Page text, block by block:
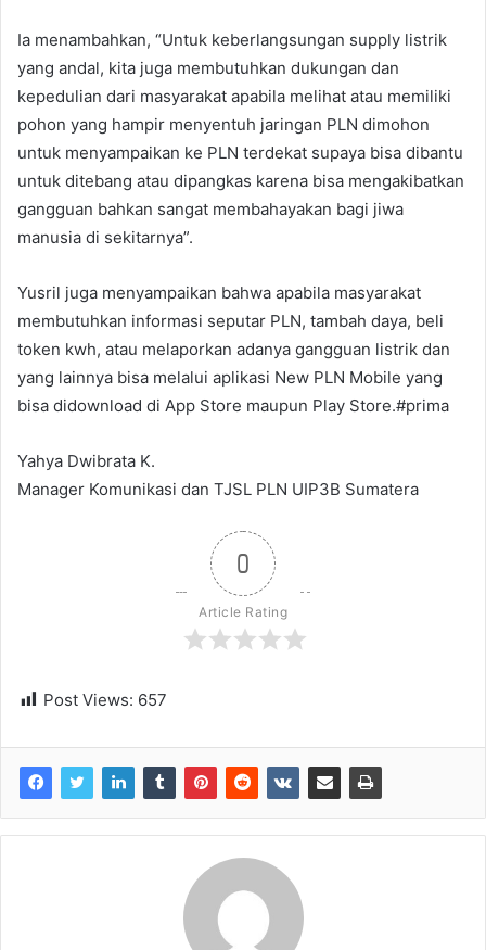
Ia menambahkan, “Untuk keberlangsungan supply listrik
yang andal, kita juga membutuhkan dukungan dan
kepedulian dari masyarakat apabila melihat atau memiliki
pohon yang hampir menyentuh jaringan PLN dimohon
untuk menyampaikan ke PLN terdekat supaya bisa dibantu
untuk ditebang atau dipangkas karena bisa mengakibatkan
gangguan bahkan sangat membahayakan bagi jiwa
manusia di sekitarnya”.
Yusril juga menyampaikan bahwa apabila masyarakat
membutuhkan informasi seputar PLN, tambah daya, beli
token kwh, atau melaporkan adanya gangguan listrik dan
yang lainnya bisa melalui aplikasi New PLN Mobile yang
bisa didownload di App Store maupun Play Store.#prima
Yahya Dwibrata K.
Manager Komunikasi dan TJSL PLN UIP3B Sumatera
0
Article Rating
Post Views: 657